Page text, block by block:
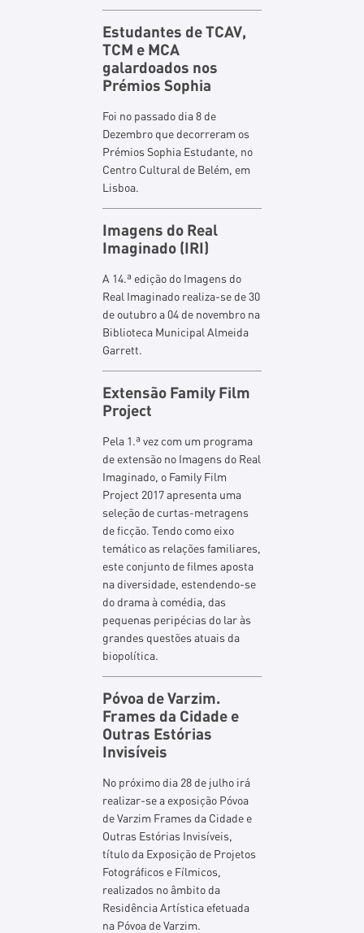
Estudantes de TCAV,
TCM e MCA
galardoados nos
Prémios Sophia
Foi no passado dia 8 de
Dezembro que decorreram os
Prémios Sophia Estudante, no
Centro Cultural de Belém, em
Lisboa.
Imagens do Real
Imaginado (IRI)
A 14.ª edição do Imagens do
Real Imaginado realiza-se de 30
de outubro a 04 de novembro na
Biblioteca Municipal Almeida
Garrett.
Extensão Family Film
Project
Pela 1.ª vez com um programa
de extensão no Imagens do Real
Imaginado, o Family Film
Project 2017 apresenta uma
seleção de curtas-metragens
de ficção. Tendo como eixo
temático as relações familiares,
este conjunto de filmes aposta
na diversidade, estendendo-se
do drama à comédia, das
pequenas peripécias do lar às
grandes questões atuais da
biopolítica.
Póvoa de Varzim.
Frames da Cidade e
Outras Estórias
Invisíveis
No próximo dia 28 de julho irá
realizar-se a exposição Póvoa
de Varzim Frames da Cidade e
Outras Estórias Invisíveis,
título da Exposição de Projetos
Fotográficos e Fílmicos,
realizados no âmbito da
Residência Artística efetuada
na Póvoa de Varzim.